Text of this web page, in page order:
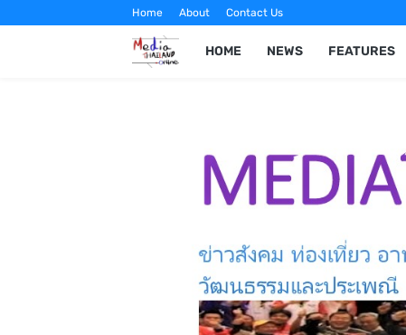
Home About Contact Us
HOME NEWS FEATURES